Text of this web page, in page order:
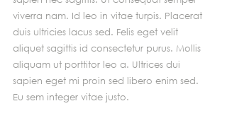
viverra nam. Id leo in vitae turpis. Placerat
duis ultricies lacus sed. Felis eget velit
aliquet sagittis id consectetur purus. Mollis
aliquam ut porttitor leo a. Ultrices dui
sapien eget mi proin sed libero enim sed.
Eu sem integer vitae justo.